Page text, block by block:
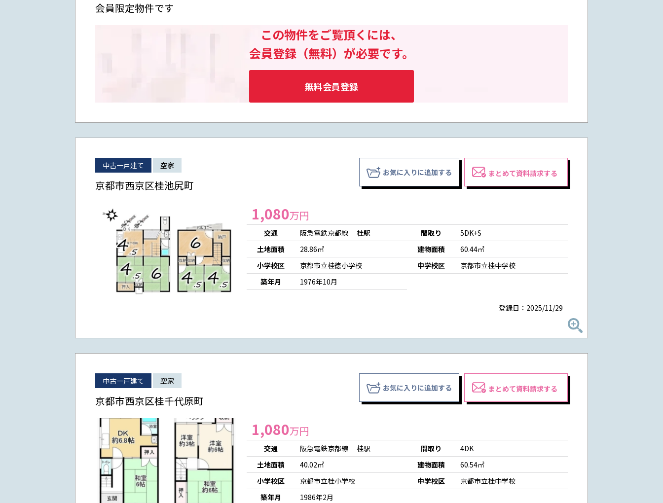
会員限定物件です
この物件をご覧頂くには、
会員登録（無料）が必要です。
無料会員登録
中古一戸建て 空家
京都市西京区桂池尻町
お気に入りに追加する まとめて資料請求する
1,080万円
交通 阪急電鉄京都線 桂駅 間取り
5DK+S
土地面積
28.86㎡ 建物面積
60.44㎡
小学校区
京都市立桂徳小学校 中学校区
京都市立桂中学校
築年月
1976年10月
登録日：2025/11/29
中古一戸建て 空家
京都市西京区桂千代原町
お気に入りに追加する まとめて資料請求する
1,080万円
交通 阪急電鉄京都線 桂駅 間取り
4DK
土地面積
40.02㎡ 建物面積
60.54㎡
小学校区
京都市立桂小学校 中学校区
京都市立桂中学校
築年月
1986年2月